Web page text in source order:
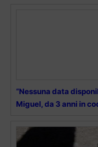
“Nessuna data
Miguel, da 3 anni in